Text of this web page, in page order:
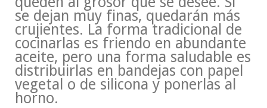
se dejan muy finas, quedarán más
crujientes. La forma tradicional de
cocinarlas es friendo en abundante
aceite, pero una forma saludable es
distribuirlas en bandejas con papel
vegetal o de silicona y ponerlas al
horno.